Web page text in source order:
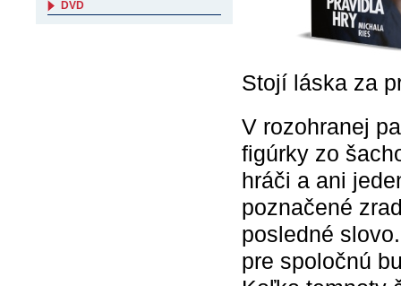
Stojí láska za
V rozohranej
figúrky zo
hráči a ani
poznačené
posledné
pre spoločnú
DVD